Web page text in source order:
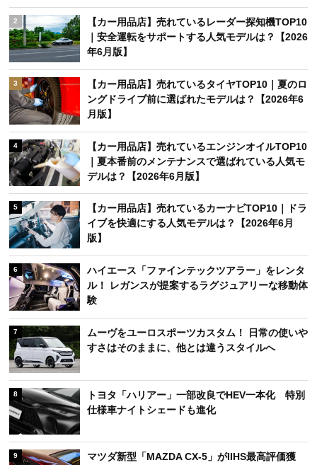
2
【カー用品店】売れているレーダー探知機TOP10
｜安全運転をサポートする人気モデルは？【2026
年6月版】
3
【カー用品店】売れているタイヤTOP10｜夏のロ
ングドライブ前に選ばれたモデルは？【2026年6
月版】
4
【カー用品店】売れているエンジンオイルTOP10
｜夏本番前のメンテナンスで選ばれている人気モ
デルは？【2026年6月版】
5
【カー用品店】売れているカーナビTOP10｜ドラ
イブを快適にする人気モデルは？【2026年6月
版】
6
ハイエース「ファインテックツアラー」をレンタ
ル！ レガンスが提案するラグジュアリーな移動体
験
7
ムーヴをユーロスポーツカスタム！ 日常の使いや
すさはそのままに、他とは違うスタイルへ
8
トヨタ「ハリアー」一部改良でHEV一本化 特別
仕様車ナイトシェードも進化
9
マツダ新型「MAZDA CX-5」がIIHS最高評価獲